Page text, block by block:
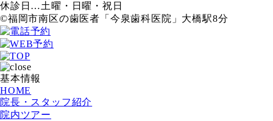
休診日…土曜・日曜・祝日
©福岡市南区の歯医者「今泉歯科医院」大橋駅8分
基本情報
HOME
院長・スタッフ紹介
院内ツアー